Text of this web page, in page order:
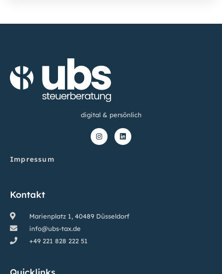
digital & persönlich
Impressum
Kontakt
Marienplatz 1, 40489 Düsseldorf
info@ubs-tax.de
+49 221 828 222 51